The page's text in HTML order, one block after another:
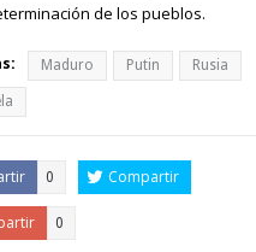
de los pueblos.
Maduro Putin Rusia
0 Compartir
0